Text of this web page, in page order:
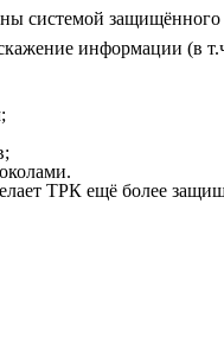
системой
информации (в
ТРК ещё более